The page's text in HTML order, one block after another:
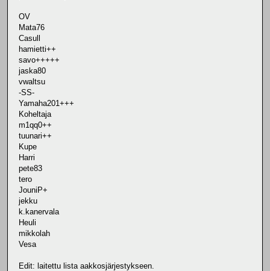
OV
Mata76
Casull
hamietti++
savo+++++
jaska80
vwaltsu
-SS-
Yamaha201+++
Koheltaja
m1qq0++
tuunari++
Kupe
Harri
pete83
tero
JouniP+
jekku
k.kanervala
Heuli
mikkolah
Vesa
Edit: laitettu lista aakkosjärjestykseen.